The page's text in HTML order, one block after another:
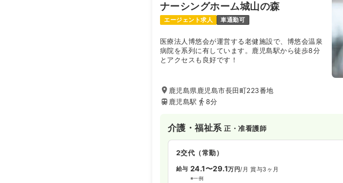
ナーシングホーム城山の森
エージェント求人 車通勤可
医療法人博悠会が運営する老健施設で、博悠会温泉
病院を系列に有しています。鹿児島駅から徒歩8分
とアクセスも良好です！
鹿児島県鹿児島市長田町223番地
鹿児島駅
8分
介護・福祉系正・准看護師
2交代（常勤）
給与 24.1〜29.1万円/月 賞与3ヶ月
※一例